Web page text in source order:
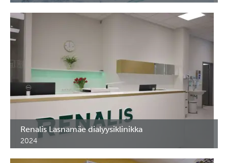
Lääkekaapit toimenpide- ja sidontahuoneisiin. Haapsalu,
Viro.
Renalis Lasnamäe dialyysiklinikka
2024
Renalis Lasnamäe dialyysiklinikkan erikoiskalusteet. Tallinna,
Viro.